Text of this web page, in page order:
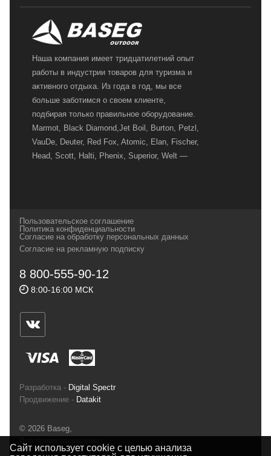
Наша компания имеет тридцатилетний опыт
работы в индустрии товаров для туризма и
активного отдыха. Из года в год, мы все
больше заботимся о своем клиенте,
подбирая только правильное оборудование.
Marmot, Black Diamond,Jet Boil, Burton, Petzl,
VauDe, Deuter, Red Fox, Atomic, Elan, Fischer,
Head, Scott, Halti, Phenix, Superior, Welt —
и взыскательных путешественников,
спортсменов и отдыхающих.
Геннадьевич
ИНН 590300057023 ОГРН 304590319000121
ул.Советская, 25, магазин Басег.
Тел./факс (342) 2101242
Пользовательское соглашение
Политика конфиденциальности
Согласие на обработку персональных данных
Согласие на рекламную подписку
8 800-555-90-12
8:00-16:00 МСК
Разработка - Digital Spectr
Продвижение - Datakit
© 2026 Baseg,
Сайт использует cookie с целью анализа